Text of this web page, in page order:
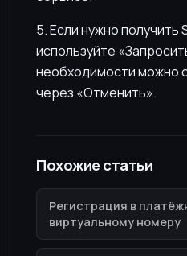
5. Если нужно получить
используйте
необходимости можно
через «Отменить».
Похожие статьи
Регистрация в
виртуальному номеру